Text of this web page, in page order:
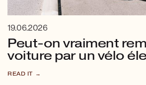
19.06.2026
Peut-on vraiment
voiture par un vélo
READ IT